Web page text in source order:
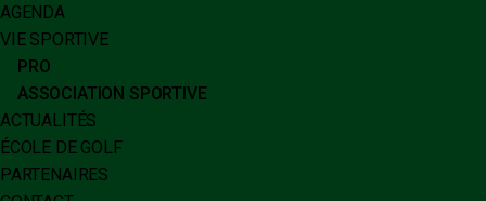
AGENDA
VIE SPORTIVE
PRO
ASSOCIATION SPORTIVE
ACTUALITÉS
ÉCOLE DE GOLF
PARTENAIRES